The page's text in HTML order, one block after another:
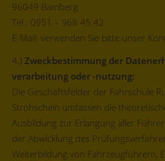
96049 Bamberg
Tel.: 0951 – 968 45 42
E-Mail: verwenden Sie bitte unser
4.) Zweckbestimmung der
verarbeitung oder -nutzung:
Die Geschäftsfelder der Fahrschule
Strohschein umfassen die
Ausbildung zur Erlangung aller
der Abwicklung des
Weiterbildung von Fahrzeugführern,